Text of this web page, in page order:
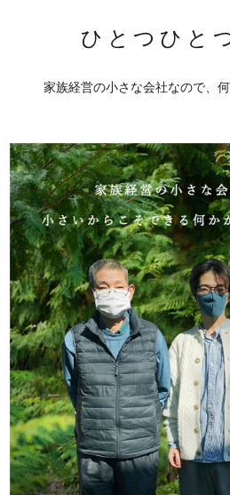
ひとつひと
家族経営の小さな会社なので、